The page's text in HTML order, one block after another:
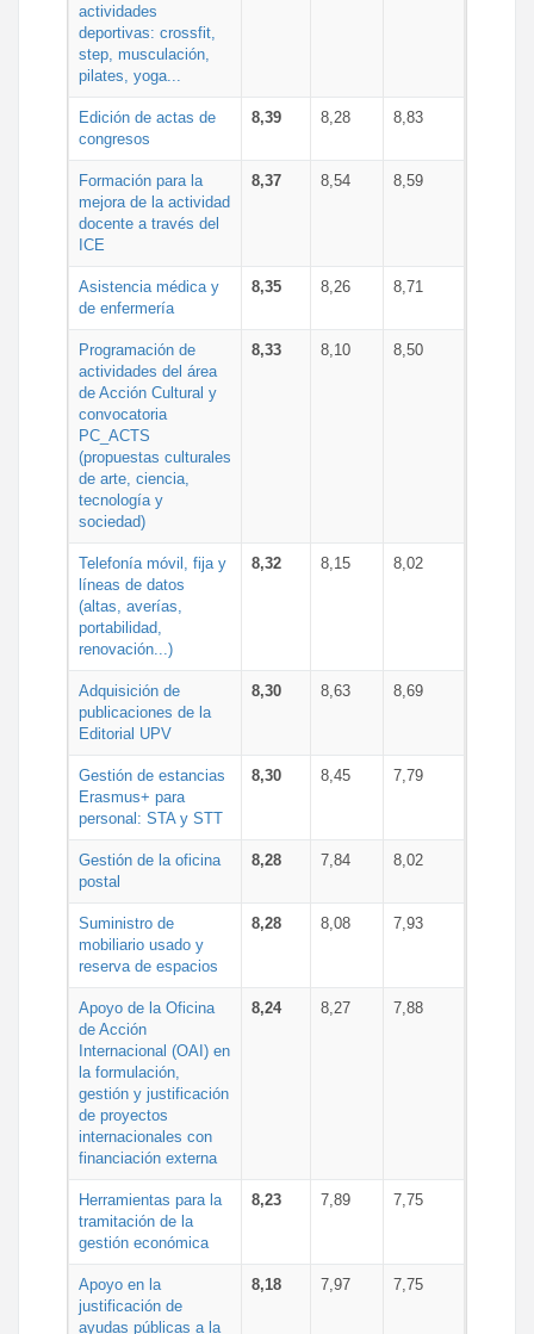
actividades
deportivas: crossfit,
step, musculación,
pilates, yoga...
Edición de actas de
congresos
8,39 8,28 8,83
Formación para la
mejora de la actividad
docente a través del
ICE
8,37 8,54 8,59
Asistencia médica y
de enfermería
8,35 8,26 8,71
Programación de
actividades del área
de Acción Cultural y
convocatoria
PC_ACTS
(propuestas culturales
de arte, ciencia,
tecnología y
sociedad)
8,33 8,10 8,50
Telefonía móvil, fija y
líneas de datos
(altas, averías,
portabilidad,
renovación...)
8,32 8,15 8,02
Adquisición de
publicaciones de la
Editorial UPV
8,30 8,63 8,69
Gestión de estancias
Erasmus+ para
personal: STA y STT
8,30 8,45 7,79
Gestión de la oficina
postal
8,28 7,84 8,02
Suministro de
mobiliario usado y
reserva de espacios
8,28 8,08 7,93
Apoyo de la Oficina
de Acción
Internacional (OAI) en
la formulación,
gestión y justificación
de proyectos
internacionales con
financiación externa
8,24 8,27 7,88
Herramientas para la
tramitación de la
gestión económica
8,23 7,89 7,75
Apoyo en la
justificación de
ayudas públicas a la
8,18 7,97 7,75